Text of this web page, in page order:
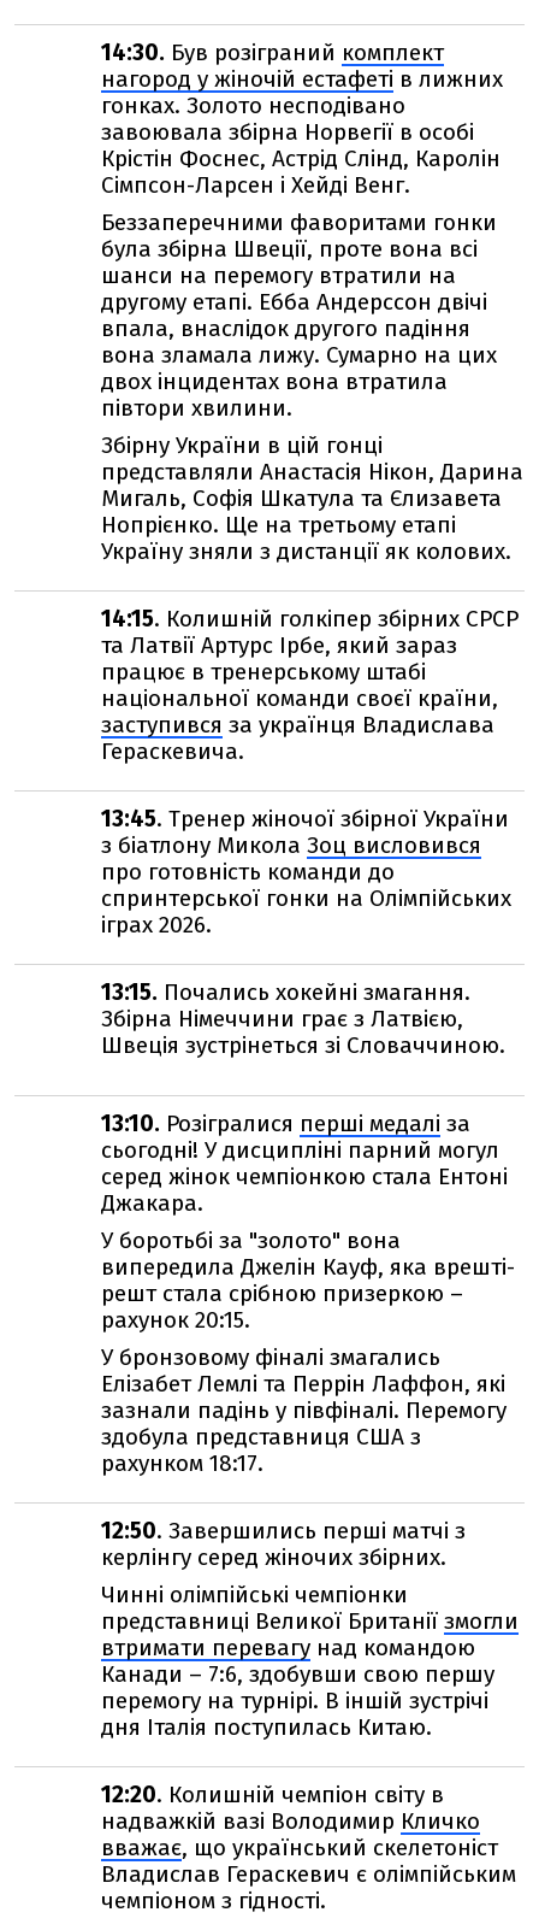
14:30. Був розіграний комплект
нагород у жіночій естафеті в лижних
гонках. Золото несподівано
завоювала збірна Норвегії в особі
Крістін Фоснес, Астрід Слінд, Каролін
Сімпсон-Ларсен і Хейді Венг.
Беззаперечними фаворитами гонки
була збірна Швеції, проте вона всі
шанси на перемогу втратили на
другому етапі. Ебба Андерссон двічі
впала, внаслідок другого падіння
вона зламала лижу. Сумарно на цих
двох інцидентах вона втратила
півтори хвилини.
Збірну України в цій гонці
представляли Анастасія Нікон, Дарина
Мигаль, Софія Шкатула та Єлизавета
Нопрієнко. Ще на третьому етапі
Україну зняли з дистанції як колових.
14:15. Колишній голкіпер збірних СРСР
та Латвії Артурс Ірбе, який зараз
працює в тренерському штабі
національної команди своєї країни,
заступився за українця Владислава
Гераскевича.
13:45. Тренер жіночої збірної України
з біатлону Микола Зоц висловився
про готовність команди до
спринтерської гонки на Олімпійських
іграх 2026.
13:15. Почались хокейні змагання.
Збірна Німеччини грає з Латвією,
Швеція зустрінеться зі Словаччиною.
13:10. Розігралися перші медалі за
сьогодні! У дисципліні парний могул
серед жінок чемпіонкою стала Ентоні
Джакара.
У боротьбі за "золото" вона
випередила Джелін Кауф, яка врешті-
решт стала срібною призеркою –
рахунок 20:15.
У бронзовому фіналі змагались
Елізабет Лемлі та Перрін Лаффон, які
зазнали падінь у півфіналі. Перемогу
здобула представниця США з
рахунком 18:17.
12:50. Завершились перші матчі з
керлінгу серед жіночих збірних.
Чинні олімпійські чемпіонки
представниці Великої Британії змогли
втримати перевагу над командою
Канади – 7:6, здобувши свою першу
перемогу на турнірі. В іншій зустрічі
дня Італія поступилась Китаю.
12:20. Колишній чемпіон світу в
надважкій вазі Володимир Кличко
вважає, що український скелетоніст
Владислав Гераскевич є олімпійським
чемпіоном з гідності.